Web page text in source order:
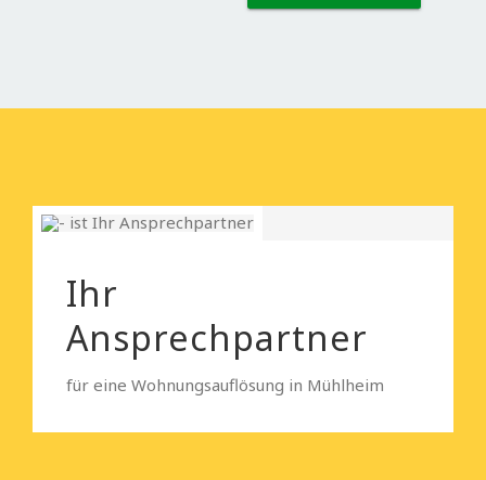
Ihr
Ansprechpartner
für eine Wohnungsauflösung in Mühlheim